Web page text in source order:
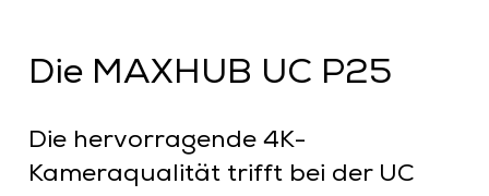
Die MAXHUB UC P25
Die hervorragende 4K-
Kameraqualität trifft bei der UC